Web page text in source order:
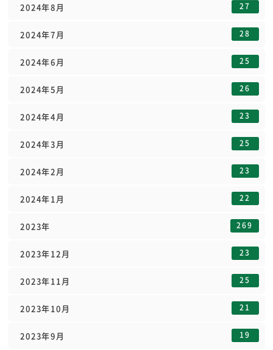
2024年8月 27
2024年7月 28
2024年6月 25
2024年5月 26
2024年4月 23
2024年3月 25
2024年2月 23
2024年1月 22
2023年 269
2023年12月 23
2023年11月 25
2023年10月 21
2023年9月 19